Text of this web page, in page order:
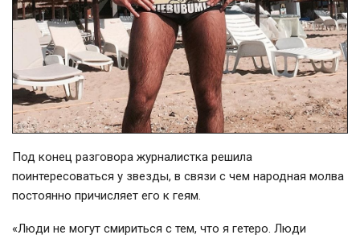
Под конец разговора журналистка решила
поинтересоваться у звезды, в связи с чем народная молва
постоянно причисляет его к геям.
«Люди не могут смириться с тем, что я гетеро. Люди